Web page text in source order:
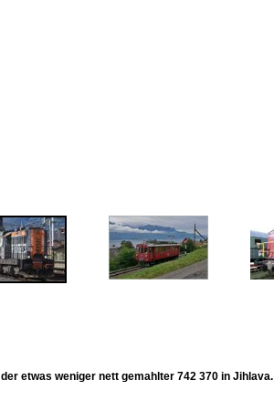
etwas weniger nett gemahlter 742 370 in Jihlava.